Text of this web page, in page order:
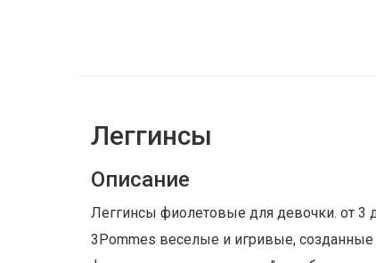
Леггинсы
Описание
Леггинсы фиолетовые для девочки. от 3
3Pommes веселые и игривые, созданные